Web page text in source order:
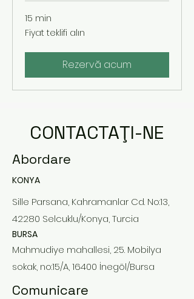
15 min
Fiyat
teklifi
Fiyat teklifi alın
Rezervă acum
CONTACTAŢI-NE
Abordare
KONYA
Sille Parsana, Kahramanlar Cd. No:13,
42280 Selcuklu/Konya, Turcia
BURSA
Mahmudiye mahallesi, 25. Mobilya
sokak, no:15/A, 16400 İnegöl/Bursa
Comunicare